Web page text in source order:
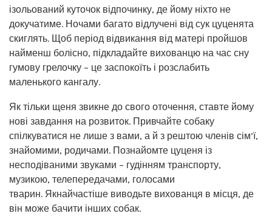
ізольований куточок відпочинку, де йому ніхто не
докучатиме. Ночами багато відлучені від сук цуценята
скиглять. Щоб період відвикання від матері пройшов
найменш болісно, ​​підкладайте вихованцю на час сну
гумову грелочку – це заспокоїть і розслабить
маленького кангалу.
Як тільки щеня звикне до свого оточення, ставте йому
нові завдання на розвиток. Привчайте собаку
спілкуватися не лише з вами, а й з рештою членів сім’ї,
знайомими, родичами. Познайомте цуценя із
несподіваними звуками – гудінням транспорту,
музикою, телепередачами, голосами
тварин. Якнайчастіше виводьте вихованця в місця, де
він може бачити інших собак.